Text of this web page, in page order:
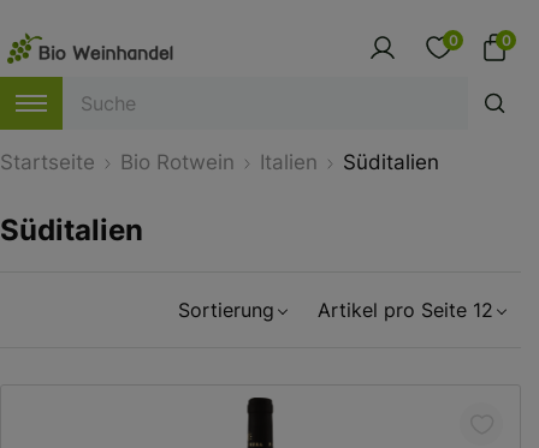
0 0
Startseite Bio Rotwein Italien Süditalien
Süditalien
Sortierung Artikel pro Seite 12